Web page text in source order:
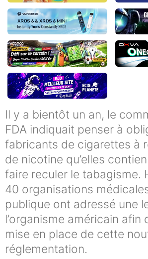
Il y a bientôt un an, le
FDA indiquait penser à
fabricants de cigarettes à
de nicotine qu’elles
faire reculer le tabagisme.
40 organisations
publique ont adressé une
l’organisme américain afin
mise en place de cette
réglementation.